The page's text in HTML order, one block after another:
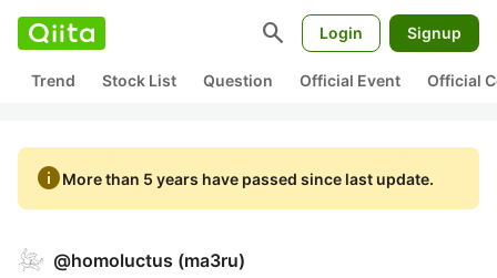
search Login Signup
Trend Stock List Question Official Event Official
infoMore than 5 years have passed since last update.
@homoluctus (ma3ru)